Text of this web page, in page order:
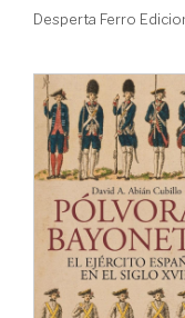
Desperta Ferro